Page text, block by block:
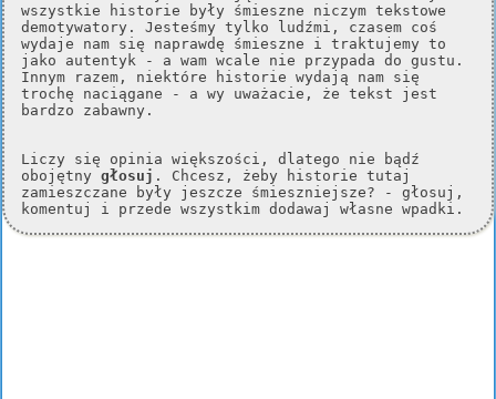
wszystkie historie były śmieszne niczym tekstowe
demotywatory. Jesteśmy tylko ludźmi, czasem coś
wydaje nam się naprawdę śmieszne i traktujemy to
jako autentyk - a wam wcale nie przypada do gustu.
Innym razem, niektóre historie wydają nam się
trochę naciągane - a wy uważacie, że tekst jest
bardzo zabawny.
Liczy się opinia większości, dlatego nie bądź
obojętny głosuj . Chcesz, żeby historie tutaj
zamieszczane były jeszcze śmieszniejsze? - głosuj,
komentuj i przede wszystkim dodawaj własne wpadki.